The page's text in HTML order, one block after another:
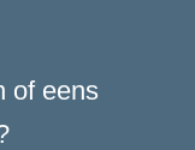
of eens